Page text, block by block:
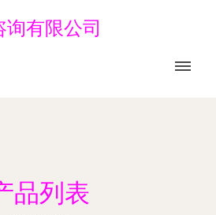
有限公司
品列表